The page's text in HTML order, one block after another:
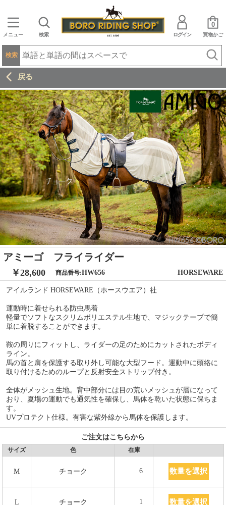
メニュー 検索 ログイン 買物かご
0
検索
戻る
アミーゴ フライライダー
￥28,600 商品番号:HW656 HORSEWARE
アイルランド HORSEWARE（ホースウエア）社
運動時に着せられる防虫馬着
軽量でソフトなスクリムポリエステル生地で、マジックテープで簡
単に着脱することができます。
鞍の周りにフィットし、ライダーの足のためにカットされたボディ
ライン。
馬の首と肩を保護する取り外し可能な大型フード。運動中に頭絡に
取り付けるためのループと反射安全ストリップ付き。
全体がメッシュ生地。背中部分には目の荒いメッシュが層になって
おり、夏場の運動でも通気性を確保し、馬体を乾いた状態に保ちま
す。
UVプロテクト仕様。有害な紫外線から馬体を保護します。
ご注文はこちらから
サイズ 色 在庫
M チョーク 6 数量を選択
L チョーク 1 数量を選択